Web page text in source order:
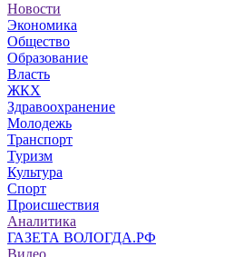
Новости
Экономика
Общество
Образование
Власть
ЖКХ
Здравоохранение
Молодежь
Транспорт
Туризм
Культура
Спорт
Происшествия
Аналитика
ГАЗЕТА ВОЛОГДА.РФ